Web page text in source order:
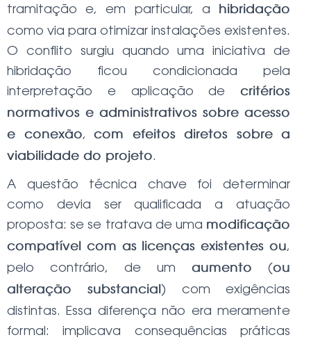
tramitação e, em particular, a
hibridação
como via para otimizar instalações existentes.
O conflito surgiu quando uma iniciativa de
hibridação ficou condicionada pela
interpretação e aplicação de
critérios
normativos e administrativos sobre acesso
e conexão,
com efeitos diretos sobre a
viabilidade do projeto.
A questão técnica chave foi determinar
como devia ser qualificada a atuação
proposta: se se tratava de uma modificação
compatível com as licenças existentes ou,
pelo contrário, de um
aumento (ou
alteração substancial ) com exigências
distintas. Essa diferença não era meramente
formal: implicava consequências práticas